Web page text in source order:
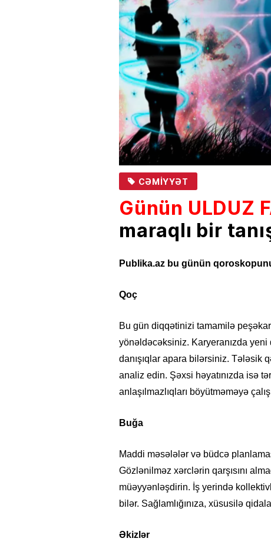
CƏMIYYƏT
Günün ULDUZ
maraqlı bir
Publika.az bu günün
Qoç
Bu gün diqqətinizi tamamilə
yönəldəcəksiniz. Karyeranızda yeni
danışıqlar apara bilərsiniz. Tələsik
analiz edin. Şəxsi həyatınızda isə
anlaşılmazlıqları böyütməməyə
Buğa
Maddi məsələlər və büdcə
Gözlənilməz xərclərin qarşısını
müəyyənləşdirin. İş yerində
bilər. Sağlamlığınıza, xüsusilə
Əkizlər